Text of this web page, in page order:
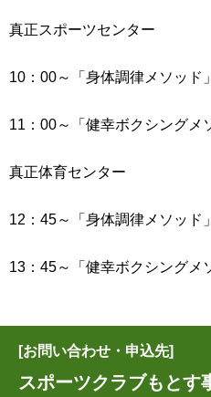
真正スポーツセンター
10：00～「身体調律メソッド」
11：00～「健幸ボクシングメ
真正体育センター
12：45～「身体調律メソッド」
13：45～「健幸ボクシングメ
[お問い合わせ・申込先]
スポーツクラブもとす